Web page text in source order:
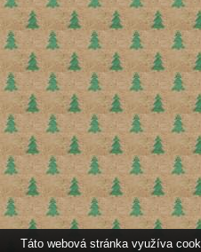
Táto webová stránka využíva